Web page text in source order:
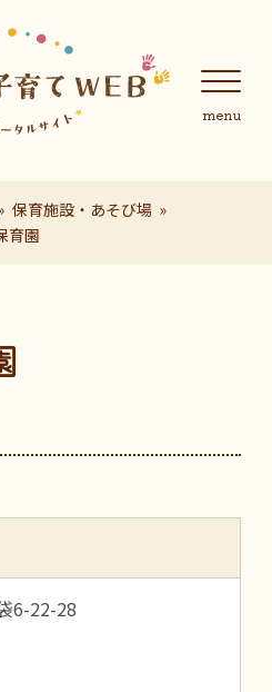
保育施設・あそび場
育園
6-22-28